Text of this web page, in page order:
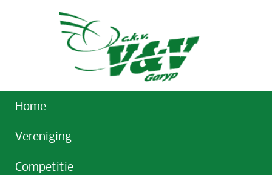
Home
Vereniging
Competitie